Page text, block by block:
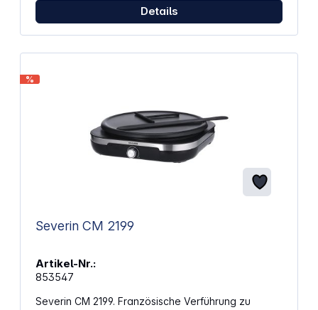
EIN/AUS und Bereit Wärmeisolierter Cool-Touch-
Griff Einfache Reinigung durch Antihaftbeschichtung
und Teigauffangrinne Schwarzes Gehäuse mit
Kabelaufbewahrung
Details
%
Severin CM 2199
Artikel-Nr.:
853547
Severin CM 2199. Französische Verführung zu